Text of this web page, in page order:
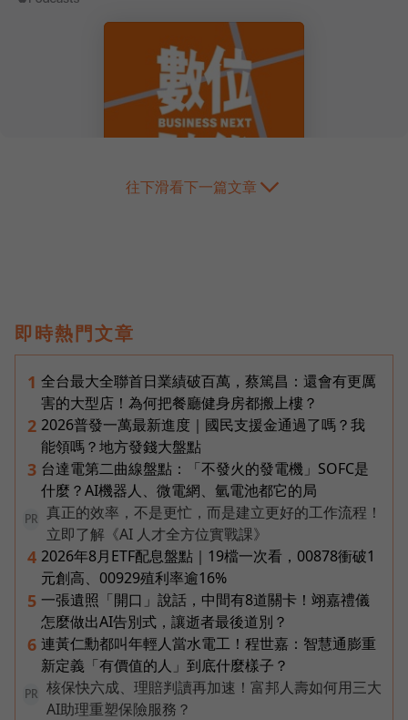
往下滑看下一篇文章
即時熱門文章
1 全台最大全聯首日業績破百萬，蔡篤昌：還會有更厲
害的大型店！為何把餐廳健身房都搬上樓？
2 2026普發一萬最新進度｜國民支援金通過了嗎？我
能領嗎？地方發錢大盤點
3 台達電第二曲線盤點：「不發火的發電機」SOFC是
什麼？AI機器人、微電網、氫電池都它的局
PR
真正的效率，不是更忙，而是建立更好的工作流程！
立即了解《AI 人才全方位實戰課》
4 2026年8月ETF配息盤點｜19檔一次看，00878衝破1
元創高、00929殖利率逾16%
5 一張遺照「開口」說話，中間有8道關卡！翊嘉禮儀
怎麼做出AI告別式，讓逝者最後道別？
6 連黃仁勳都叫年輕人當水電工！程世嘉：智慧通膨重
新定義「有價值的人」到底什麼樣子？
PR
核保快六成、理賠判讀再加速！富邦人壽如何用三大
AI助理重塑保險服務？